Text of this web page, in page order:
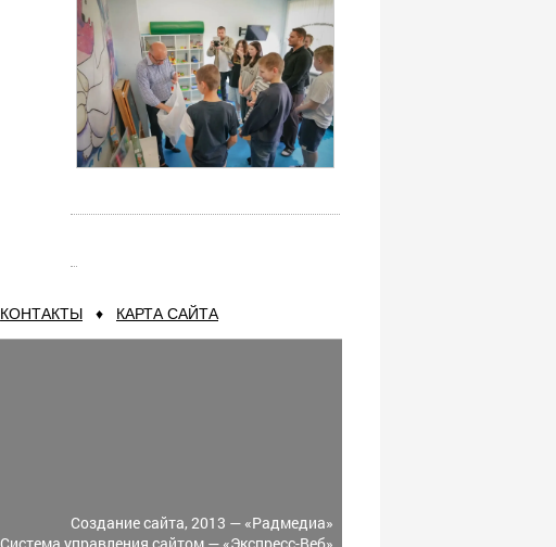
КОНТАКТЫ ♦ КАРТА САЙТА
Создание сайта, 2013 — «Радмедиа»